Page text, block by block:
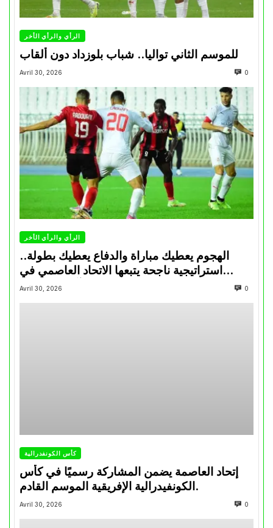
الرأي والرأي الأخر
للموسم الثاني تواليا.. شباب بلوزداد دون ألقاب
Avril 30, 2026 0
الرأي والرأي الأخر
الهجوم يعطيك مباراة والدفاع يعطيك بطولة..
استراتيجية ناجحة يتبعها الاتحاد العاصمي في
تتويجاته آخر السنوات
Avril 30, 2026 0
كأس الكونفدرالية
إتحاد العاصمة يضمن المشاركة رسميًا في كأس
الكونفيدرالية الإفريقية الموسم القادم.
Avril 30, 2026 0